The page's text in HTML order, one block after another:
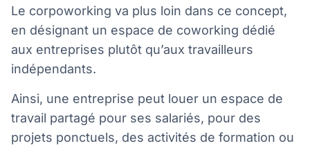
Le corpoworking va plus loin dans ce concept,
en désignant un espace de coworking dédié
aux entreprises plutôt qu’aux travailleurs
indépendants.
Ainsi, une entreprise peut louer un espace de
travail partagé pour ses salariés, pour des
projets ponctuels, des activités de formation ou